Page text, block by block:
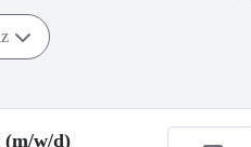
(m/w/d)